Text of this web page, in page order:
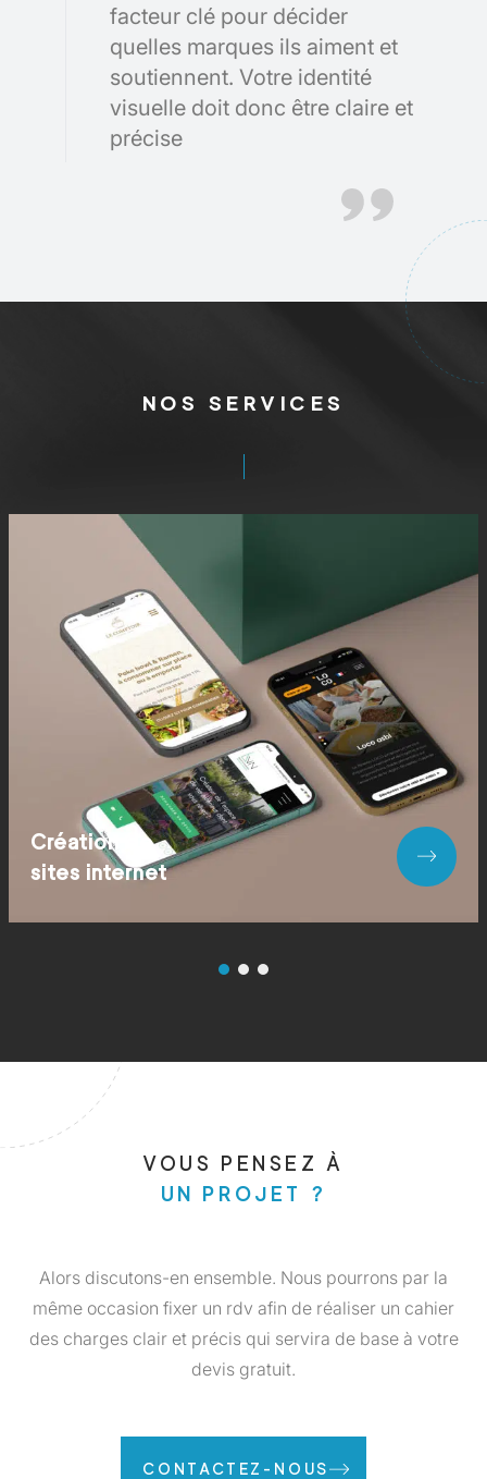
facteur clé pour décider
quelles marques ils aiment et
soutiennent. Votre identité
visuelle doit donc être claire et
précise
NOS SERVICES
NOS AUTRES SERVICES
Création de
sites internet
VOUS PENSEZ À
UN PROJET ?
Alors discutons-en ensemble. Nous pourrons par la
même occasion fixer un rdv afin de réaliser un cahier
des charges clair et précis qui servira de base à votre
devis gratuit.
CONTACTEZ-NOUS